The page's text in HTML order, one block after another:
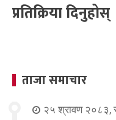
प्रतिक्रिया दिनुहोस्
ताजा समाचार
२५ श्रावण २०८३,